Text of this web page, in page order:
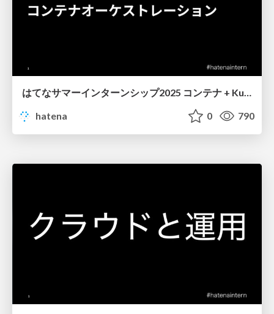
はてなサマーインターンシップ2025 コンテナ + Kubernetesハンズオン 講義資料
hatena
0 790